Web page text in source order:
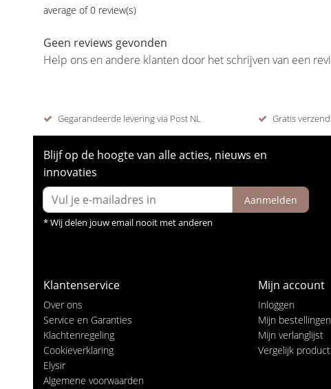
average of 0 review(s)
Geen reviews gevonden
Help ons en andere klanten door het schrijven van een
Gegarandeerde levering via Post NL Gratis
Blijf op de hoogte van alle acties, nieuws en
innovaties
Aanmelden
* Wij delen jouw email nooit met anderen
Klantenservice
Over ons
Service en Garanties
Klachtenregeling
Cookieverklaring
Elysir
Algemene voorwaarden
Mijn account
Inloggen
Mijn bestellingen
Mijn verlanglijst
Vergelijk